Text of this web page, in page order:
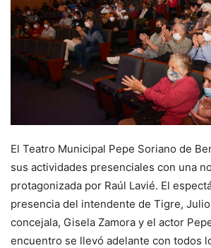
El Teatro Municipal Pepe Soriano de
sus actividades presenciales con una
protagonizada por Raúl Lavié. El
presencia del intendente de Tigre,
concejala, Gisela Zamora y el actor
encuentro se llevó adelante con todos